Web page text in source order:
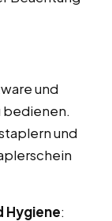
und
bedienen.
und
Hygiene: